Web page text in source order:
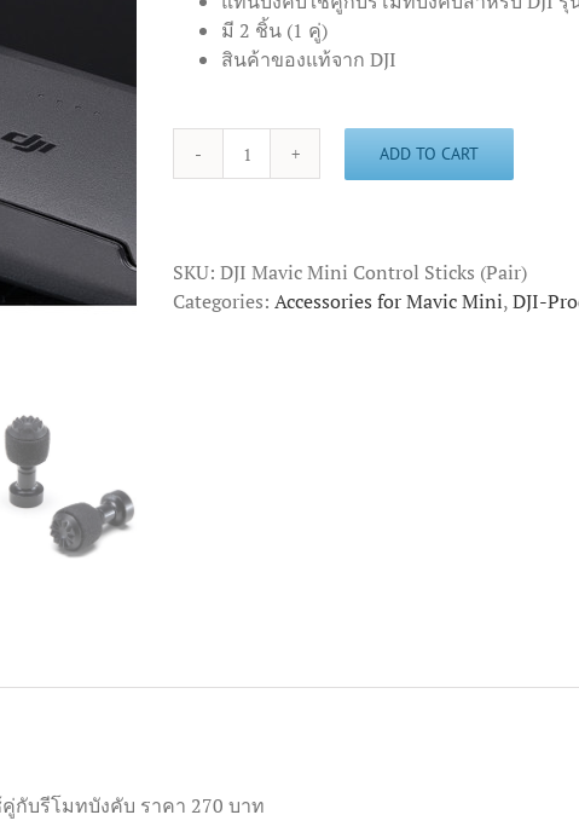
มี 2 ชิ้น (1 คู่)
สินค้าของแท้จาก DJI
DJI
Sticks
(Pair)
ADD TO CART
SKU: DJI Mavic Mini Control Sticks (Pair)
Categories: Accessories for Mavic Mini,DJI-
กับรีโมทบังคับ ราคา 270 บาท